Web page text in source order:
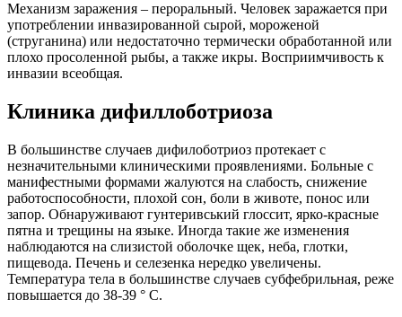
Механизм заражения – пероральный. Человек заражается при
употреблении инвазированной сырой, мороженой
(струганина) или недостаточно термически обработанной или
плохо просоленной рыбы, а также икры. Восприимчивость к
инвазии всеобщая.
Клиника дифиллоботриоза
В большинстве случаев дифилоботриоз протекает с
незначительными клиническими проявлениями. Больные с
манифестными формами жалуются на слабость, снижение
работоспособности, плохой сон, боли в животе, понос или
запор. Обнаруживают гунтеривський глоссит, ярко-красные
пятна и трещины на языке. Иногда такие же изменения
наблюдаются на слизистой оболочке щек, неба, глотки,
пищевода. Печень и селезенка нередко увеличены.
Температура тела в большинстве случаев субфебрильная, реже
повышается до 38-39 ° С.